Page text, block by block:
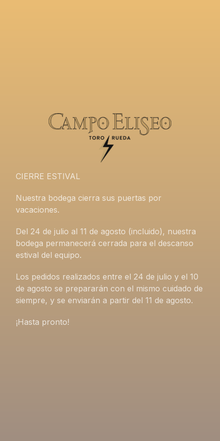
CIERRE ESTIVAL
Nuestra bodega cierra sus puertas por
vacaciones.
Del 24 de julio al 11 de agosto (incluido), nuestra
bodega permanecerá cerrada para el descanso
estival del equipo.
Los pedidos realizados entre el 24 de julio y el 10
de agosto se prepararán con el mismo cuidado de
siempre, y se enviarán a partir del 11 de agosto.
¡Hasta pronto!